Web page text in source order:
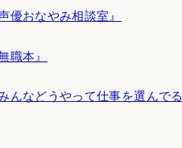
声優おなやみ相談室』
職本』
みんなどうやって仕事を選んでる